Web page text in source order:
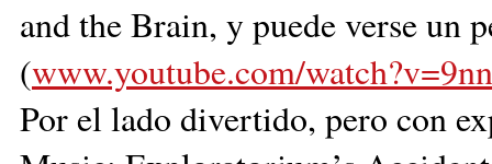
and the Brain, y puede verse un
(www.youtube.com/
Por el lado divertido, pero con